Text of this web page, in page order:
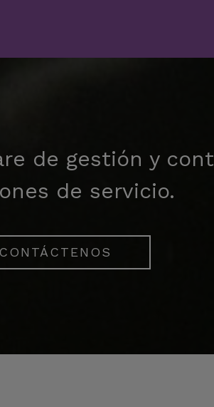
de gestión y
de servicio.
CONTÁCTENOS